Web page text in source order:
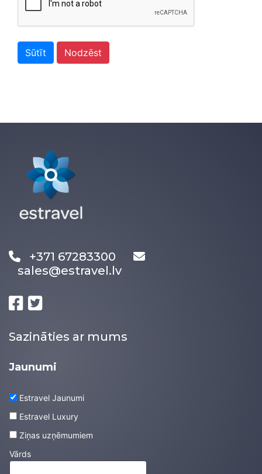
Sūtīt Nodzēst
+371 67283300
sales@estravel.lv
Sazināties ar mums
Jaunumi
Estravel Jaunumi
Estravel Luxury
Ziņas uzņēmumiem
Vārds